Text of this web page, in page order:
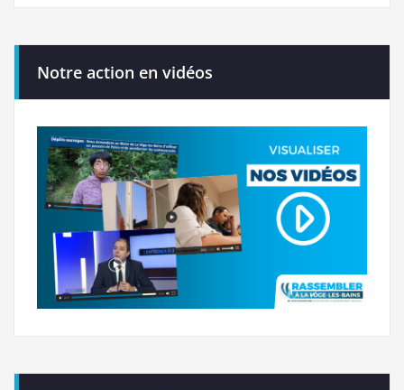
Notre action en vidéos